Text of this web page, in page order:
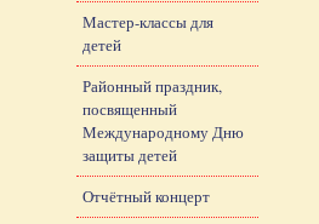
Мастер-классы для
детей
Районный праздник,
посвященный
Международному Дню
защиты детей
Отчётный концерт